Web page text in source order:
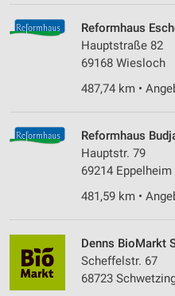
Reformhaus
Hauptstraße 82
69168 Wiesloch
487,74 km •
Reformhaus
Hauptstr. 79
69214 Eppelheim
481,59 km •
Denns BioMarkt
Scheffelstr. 67
68723